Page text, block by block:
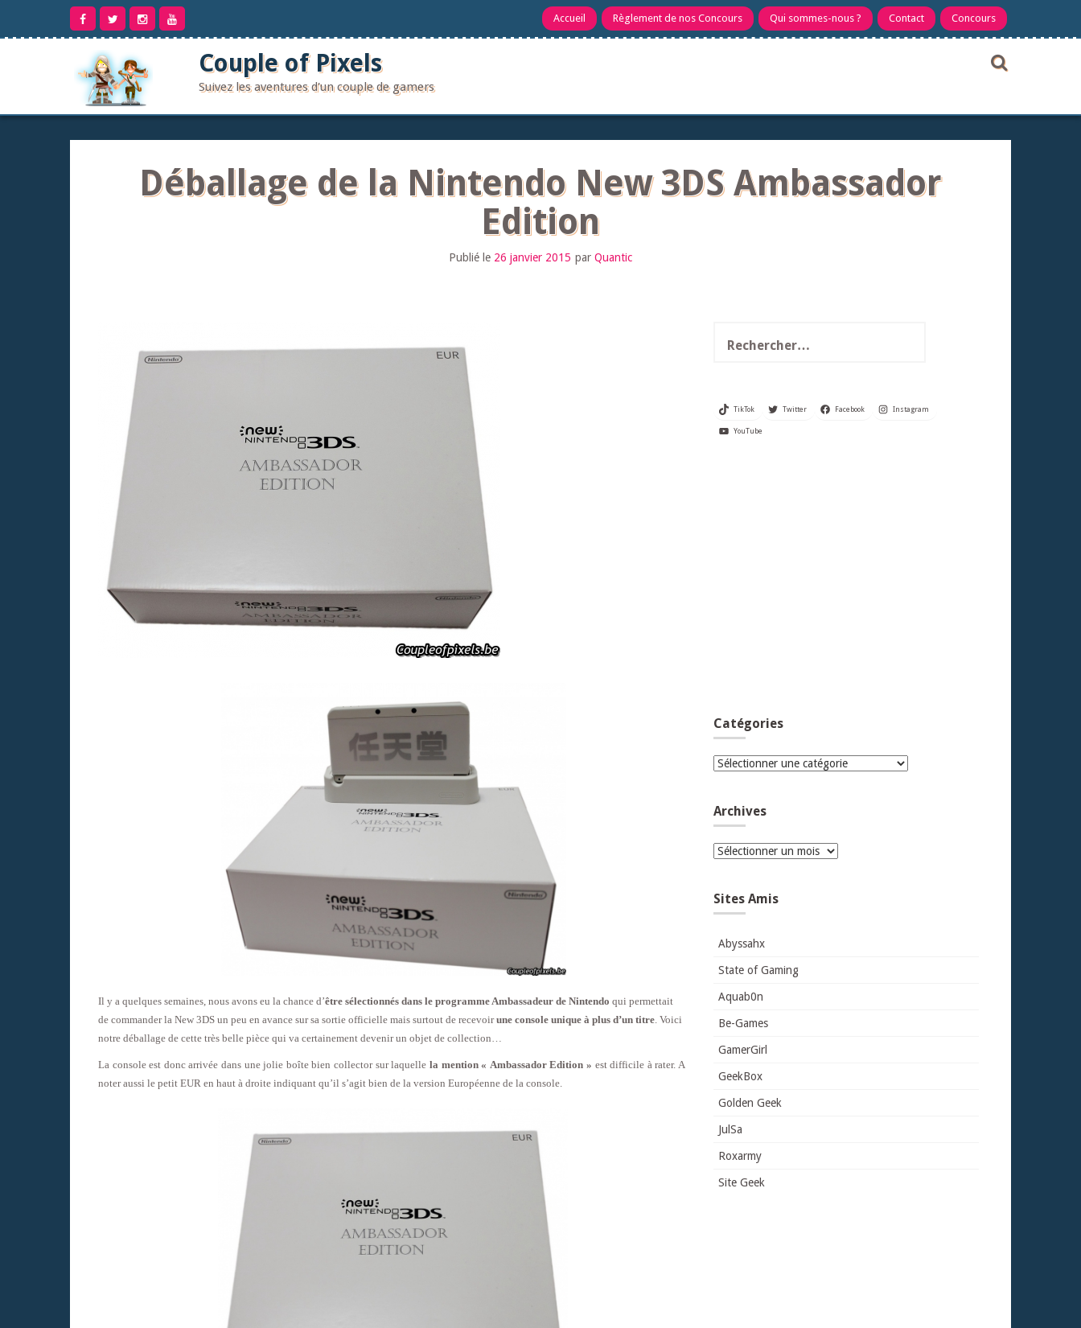
contenu
Accueil Règlement de nos Concours Qui sommes-nous ? Contact Concours
Couple of Pixels
Suivez les aventures d'un couple de gamers
Déballage de la Nintendo New 3DS Ambassador
Edition
Publié le 26 janvier 2015 par Quantic
Il y a quelques semaines, nous avons eu la chance d’être sélectionnés dans le programme Ambassadeur de Nintendo qui permettait
de commander la New 3DS un peu en avance sur sa sortie officielle mais surtout de recevoirune console unique à plus d’un titre. Voici
notre déballage de cette très belle pièce qui va certainement devenir un objet de collection…
La console est donc arrivée dans une jolie boîte bien collector sur laquelle la mention « Ambassador Edition » est difficile à rater. A
noter aussi le petit EUR en haut à droite indiquant qu’il s’agit bien de la version Européenne de la console.
TikTok Twitter Facebook Instagram
YouTube
Catégories
Catégories
Archives
Archives
Sites Amis
Abyssahx
State of Gaming
Aquab0n
Be-Games
GamerGirl
GeekBox
Golden Geek
JulSa
Roxarmy
Site Geek